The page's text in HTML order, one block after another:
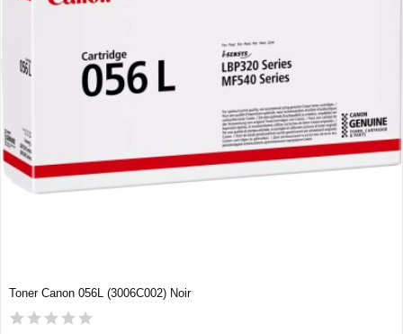
Toner Canon 056L (3006C002) Noir